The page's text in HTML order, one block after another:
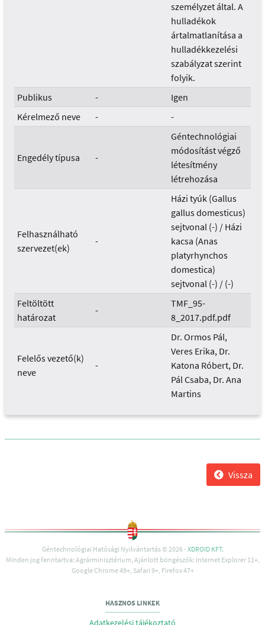
személyzet által. A
hulladékok
ártalmatlanítása a
hulladékkezelési
szabályzat szerint
folyik.
Publikus
-
Igen
Kérelmező neve
- -
Engedély típusa -
Géntechnológiai
módosítást végző
létesítmény
létrehozása
Felhasználható
szervezet(ek)
-
Házi tyúk (Gallus
gallus domesticus)
sejtvonal (-) / Házi
kacsa (Anas
platyrhynchos
domestica)
sejtvonal (-) / (-)
Feltöltött
határozat
-
TMF_95-
8_2017.pdf.pdf
Felelős vezető(k)
neve
-
Dr. Ormos Pál,
Veres Erika, Dr.
Katona Róbert, Dr.
Pál Csaba, Dr. Ana
Martins
Vissza
Géntechnológiai Hatósági Nyilvántartás © 2026 - XDROID KFT.
Minden jog fenntartva: Agrárminisztérium, Ajánlott böngészők: Internet Explorer 11+,
Google Chrome 49+, Safari 9+, Firefox 47+
HASZNOS LINKEK
Adatkezelési tájékoztató